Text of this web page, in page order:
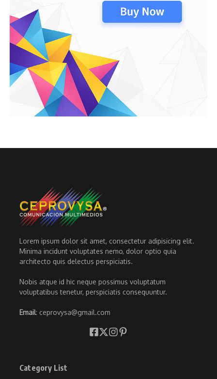
Lorem ipsum dolor sit amet, consectetur adipisicing elit.
Minima incidunt voluptates nemo, dolor optio quia
architecto quis delectus perspiciatis.
Nobis atque id hic neque possimus voluptatum
voluptatibus tenetur, perspiciatis consequuntur.
Email: ceprovysa@gmail.com
Category List